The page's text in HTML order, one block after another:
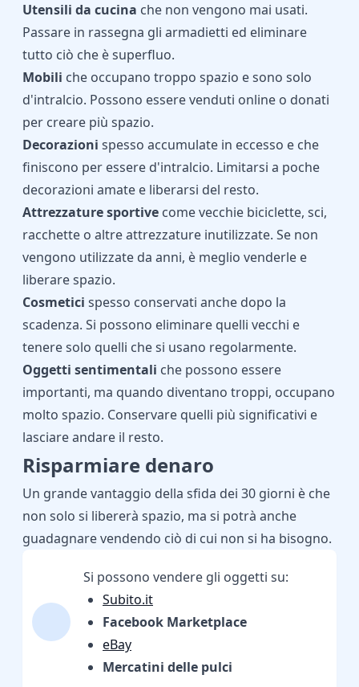
Utensili da cucina che non vengono mai usati.
Passare in rassegna gli armadietti ed eliminare
tutto ciò che è superfluo.
Mobili che occupano troppo spazio e sono solo
d'intralcio. Possono essere venduti online o donati
per creare più spazio.
Decorazioni spesso accumulate in eccesso e che
finiscono per essere d'intralcio. Limitarsi a poche
decorazioni amate e liberarsi del resto.
Attrezzature sportive come vecchie biciclette, sci,
racchette o altre attrezzature inutilizzate. Se non
vengono utilizzate da anni, è meglio venderle e
liberare spazio.
Cosmetici spesso conservati anche dopo la
scadenza. Si possono eliminare quelli vecchi e
tenere solo quelli che si usano regolarmente.
Oggetti sentimentali che possono essere
importanti, ma quando diventano troppi, occupano
molto spazio. Conservare quelli più significativi e
lasciare andare il resto.
Risparmiare denaro
Un grande vantaggio della sfida dei 30 giorni è che
non solo si libererà spazio, ma si potrà anche
guadagnare vendendo ciò di cui non si ha bisogno.
Si possono vendere gli oggetti su:
Subito.it
Facebook Marketplace
eBay
Mercatini delle pulci